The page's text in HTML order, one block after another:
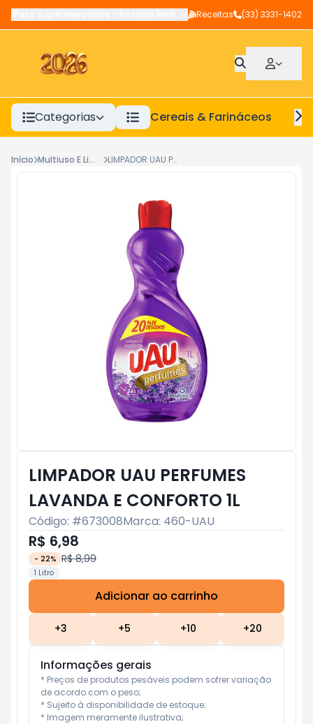
Antônio Wellerson,Manhuaçu- MG
Receitas (33) 3331-1402
Categorias Cereais & Farináceos
Início Multiuso E Limpador LIMPADOR UAU PERFUMES LAVANDA E CONFORTO 1L
LIMPADOR UAU PERFUMES
LAVANDA E CONFORTO 1L
Código: #673008Marca: 460-UAU
R$ 6,98
- 22% R$ 8,99
1 Litro
Adicionar ao carrinho
+3 +5 +10 +20
Informações gerais
* Preços de produtos pesáveis podem sofrer variação
de acordo com o peso;
* Sujeito à disponibilidade de estoque;
* Imagem meramente ilustrativa;